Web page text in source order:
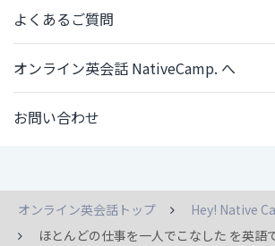
よくあるご質問
オンライン英会話 NativeCamp. へ
お問い合わせ
オンライン英会話トップ
Hey! Native
ほとんどの仕事を一人でこなした を英語